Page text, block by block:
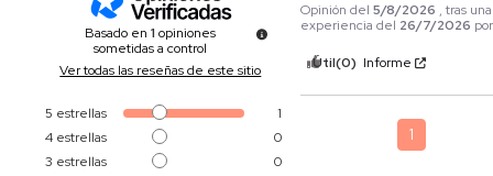
Basado en1 opiniones
sometidas a control
Ver todas las reseñas de este sitio
5 estrellas
1
4 estrellas
0
3 estrellas
0
Opinión del5/8/2026 , tras una
experiencia del 26/7/2026
Útil(0) Informe
1